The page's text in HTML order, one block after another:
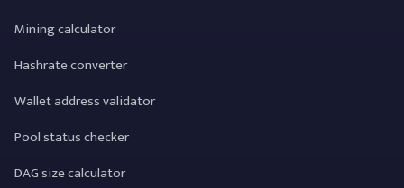
Mining calculator
Hashrate converter
Wallet address validator
Pool status checker
DAG size calculator